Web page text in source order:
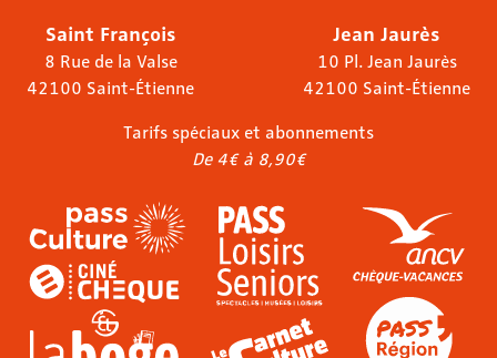
Saint François
8 Rue de la Valse
42100 Saint-Étienne
Jean Jaurès
10 Pl. Jean Jaurès
42100 Saint-Étienne
Tarifs spéciaux et abonnements
De 4€ à 8,90€